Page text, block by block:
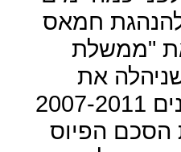
חמאס
"ממשלת
את
הרצועה בין השנים 2007-2011
הסכם הפיוס